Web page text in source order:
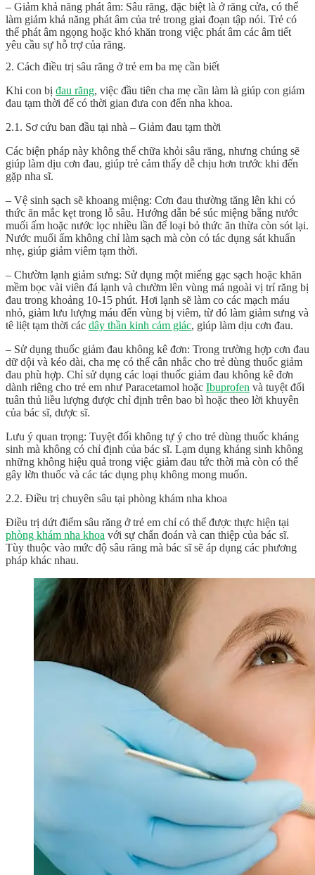
– Giảm khả năng phát âm: Sâu răng, đặc biệt là ở răng cửa, có thể
làm giảm khả năng phát âm của trẻ trong giai đoạn tập nói. Trẻ có
thể phát âm ngọng hoặc khó khăn trong việc phát âm các âm tiết
yêu cầu sự hỗ trợ của răng.
2. Cách điều trị sâu răng ở trẻ em ba mẹ cần biết
Khi con bị đau răng, việc đầu tiên cha mẹ cần làm là giúp con giảm
đau tạm thời để có thời gian đưa con đến nha khoa.
2.1. Sơ cứu ban đầu tại nhà – Giảm đau tạm thời
Các biện pháp này không thể chữa khỏi sâu răng, nhưng chúng sẽ
giúp làm dịu cơn đau, giúp trẻ cảm thấy dễ chịu hơn trước khi đến
gặp nha sĩ.
– Vệ sinh sạch sẽ khoang miệng: Cơn đau thường tăng lên khi có
thức ăn mắc kẹt trong lỗ sâu. Hướng dẫn bé súc miệng bằng nước
muối ấm hoặc nước lọc nhiều lần để loại bỏ thức ăn thừa còn sót lại.
Nước muối ấm không chỉ làm sạch mà còn có tác dụng sát khuẩn
nhẹ, giúp giảm viêm tạm thời.
– Chườm lạnh giảm sưng: Sử dụng một miếng gạc sạch hoặc khăn
mềm bọc vài viên đá lạnh và chườm lên vùng má ngoài vị trí răng bị
đau trong khoảng 10-15 phút. Hơi lạnh sẽ làm co các mạch máu
nhỏ, giảm lưu lượng máu đến vùng bị viêm, từ đó làm giảm sưng và
tê liệt tạm thời các dây thần kinh cảm giác, giúp làm dịu cơn đau.
– Sử dụng thuốc giảm đau không kê đơn: Trong trường hợp cơn đau
dữ dội và kéo dài, cha mẹ có thể cân nhắc cho trẻ dùng thuốc giảm
đau phù hợp. Chỉ sử dụng các loại thuốc giảm đau không kê đơn
dành riêng cho trẻ em như Paracetamol hoặc Ibuprofen và tuyệt đối
tuân thủ liều lượng được chỉ định trên bao bì hoặc theo lời khuyên
của bác sĩ, dược sĩ.
Lưu ý quan trọng: Tuyệt đối không tự ý cho trẻ dùng thuốc kháng
sinh mà không có chỉ định của bác sĩ. Lạm dụng kháng sinh không
những không hiệu quả trong việc giảm đau tức thời mà còn có thể
gây lờn thuốc và các tác dụng phụ không mong muốn.
2.2. Điều trị chuyên sâu tại phòng khám nha khoa
Điều trị dứt điểm sâu răng ở trẻ em chỉ có thể được thực hiện tại
phòng khám nha khoa với sự chẩn đoán và can thiệp của bác sĩ.
Tùy thuộc vào mức độ sâu răng mà bác sĩ sẽ áp dụng các phương
pháp khác nhau.